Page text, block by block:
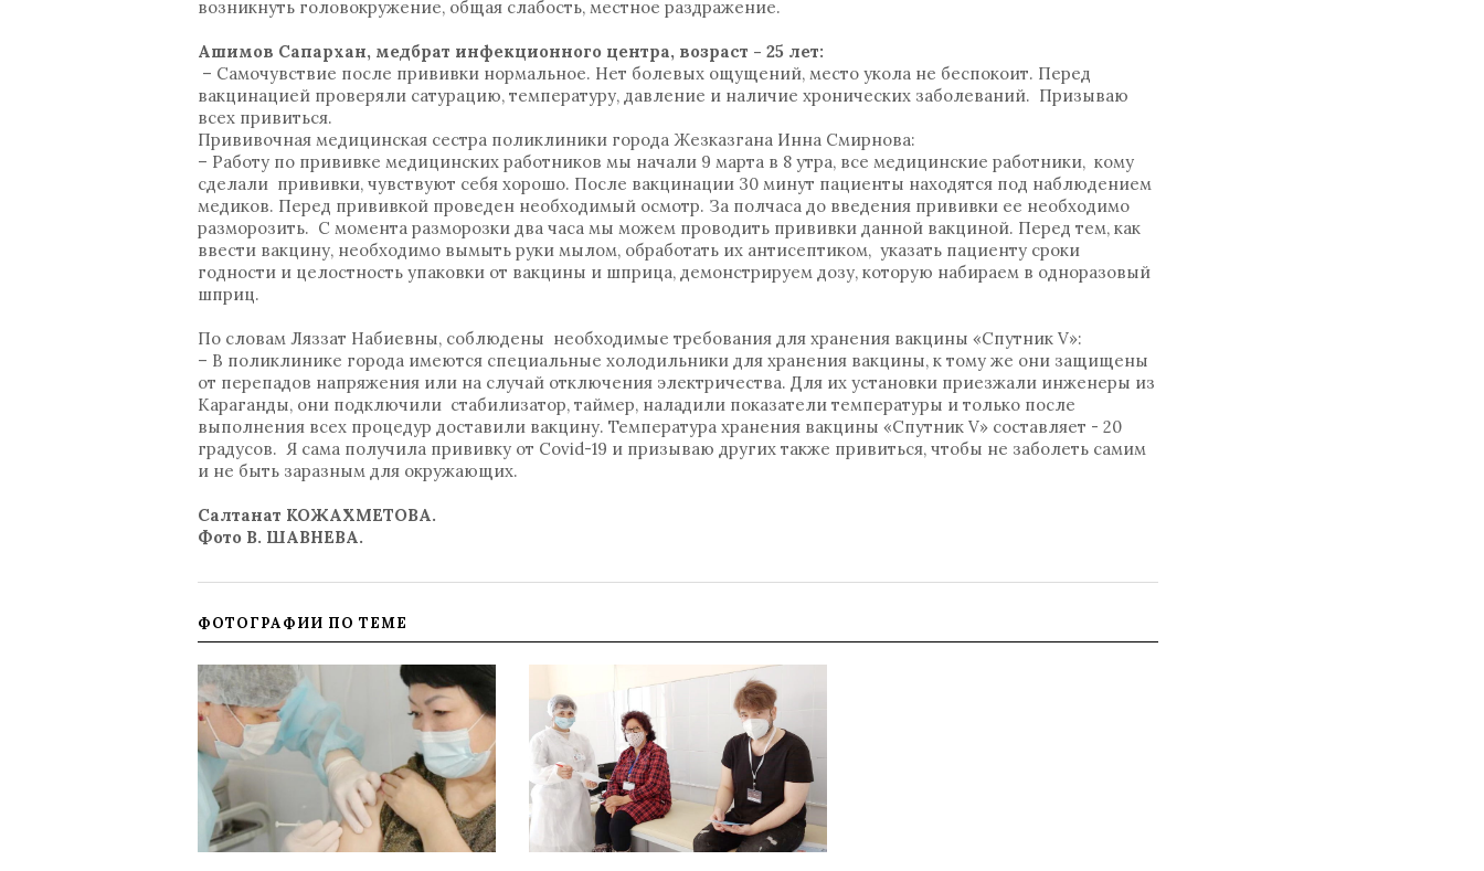
возникнуть головокружение, общая слабость, местное раздражение.
Ашимов Сапархан, медбрат инфекционного центра, возраст - 25 лет:
– Самочувствие после прививки нормальное. Нет болевых ощущений, место укола не беспокоит. Перед
вакцинацией проверяли сатурацию, температуру, давление и наличие хронических заболеваний. Призываю
всех привиться.
Прививочная медицинская сестра поликлиники города Жезказгана Инна Смирнова:
– Работу по прививке медицинских работников мы начали 9 марта в 8 утра, все медицинские работники, кому
сделали прививки, чувствуют себя хорошо. После вакцинации 30 минут пациенты находятся под наблюдением
медиков. Перед прививкой проведен необходимый осмотр. За полчаса до введения прививки ее необходимо
разморозить. С момента разморозки два часа мы можем проводить прививки данной вакциной. Перед тем, как
ввести вакцину, необходимо вымыть руки мылом, обработать их антисептиком, указать пациенту сроки
годности и целостность упаковки от вакцины и шприца, демонстрируем дозу, которую набираем в одноразовый
шприц.
По словам Ляззат Набиевны, соблюдены необходимые требования для хранения вакцины «Спутник V»:
– В поликлинике города имеются специальные холодильники для хранения вакцины, к тому же они защищены
от перепадов напряжения или на случай отключения электричества. Для их установки приезжали инженеры из
Караганды, они подключили стабилизатор, таймер, наладили показатели температуры и только после
выполнения всех процедур доставили вакцину. Температура хранения вакцины «Спутник V» составляет - 20
градусов. Я сама получила прививку от Covid-19 и призываю других также привиться, чтобы не заболеть самим
и не быть заразным для окружающих.
Салтанат КОЖАХМЕТОВА.
Фото В. ШАВНЕВА.
ФОТОГРАФИИ ПО ТЕМЕ